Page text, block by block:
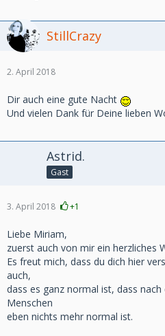
StillCrazy
2. April 2018
Dir auch eine gute Nacht
Und vielen Dank für Deine lieben
Astrid.
Gast
3. April 2018 +1
Liebe Miriam,
zuerst auch von mir ein herzliches
Es freut mich, dass du dich hier
auch,
dass es ganz normal ist, dass
Menschen
eben nichts mehr normal ist.